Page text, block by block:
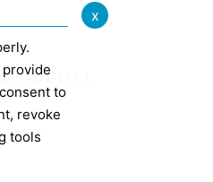
AB DEM 1.
x
to
revoke
tools